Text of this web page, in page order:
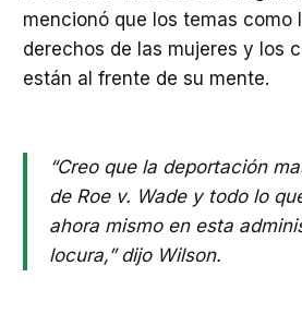
mencionó que los temas como
derechos de las mujeres y los
están al frente de su mente.
“Creo que la deportación
de Roe v. Wade y todo lo
ahora mismo en esta
locura,” dijo Wilson.